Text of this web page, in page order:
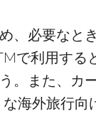
、必要なと
で利用する
。また、カ
海外旅行向